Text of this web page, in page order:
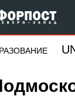
Форпост